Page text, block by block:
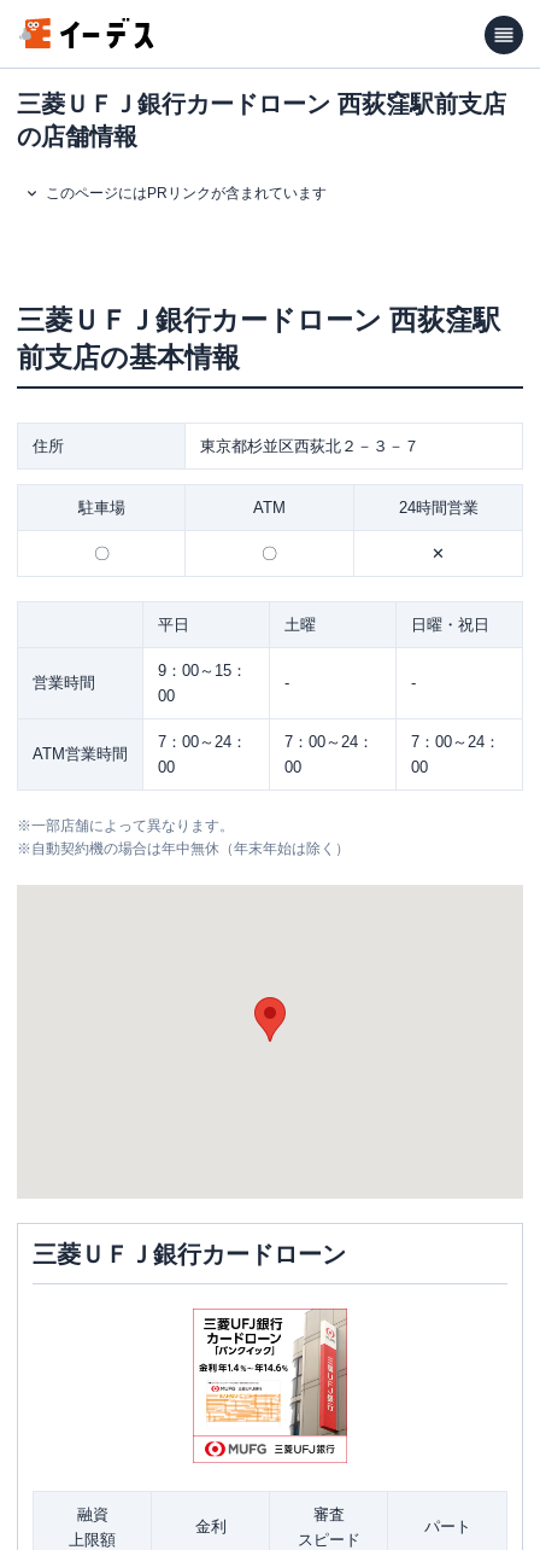
三菱ＵＦＪ銀行カードローン 西荻窪駅前支店
の店舗情報
このページにはPRリンクが含まれています
三菱ＵＦＪ銀行カードローン 西荻窪駅
前支店の基本情報
住所 東京都杉並区西荻北２－３－７
駐車場 ATM 24時間営業
〇 〇 ✕
平日 土曜 日曜・祝日
営業時間
9：00～15：
00
- -
ATM営業時間
7：00～24：
00
7：00～24：
00
7：00～24：
00
※一部店舗によって異なります。
※自動契約機の場合は年中無休（年末年始は除く）
三菱ＵＦＪ銀行カードローン
融資
上限額
金利
審査
スピード
パート